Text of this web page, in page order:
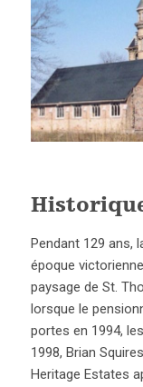
Pendant 129 ans,
époque
paysage de St.
lorsque le
portes en 1994,
1998, Brian
Heritage Estates